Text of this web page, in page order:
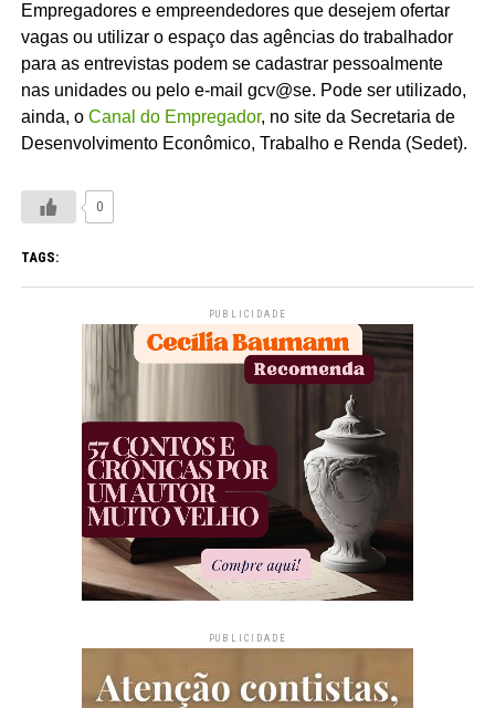
Empregadores e empreendedores que desejem ofertar
vagas ou utilizar o espaço das agências do trabalhador
para as entrevistas podem se cadastrar pessoalmente
nas unidades ou pelo e-mail gcv@se. Pode ser utilizado,
ainda, o Canal do Empregador, no site da Secretaria de
Desenvolvimento Econômico, Trabalho e Renda (Sedet).
0
TAGS:
PUBLICIDADE
PUBLICIDADE